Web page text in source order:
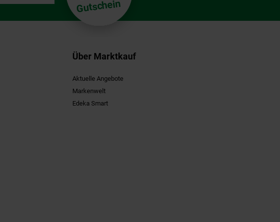
Gutschein
Über Marktkauf
Aktuelle Angebote
Markenwelt
Edeka Smart